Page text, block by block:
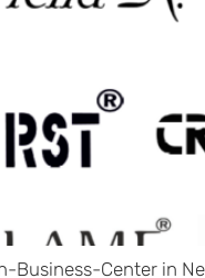
Business-Center in